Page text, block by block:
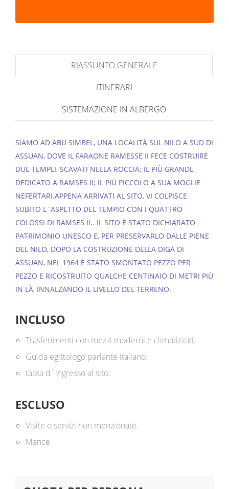
RIASSUNTO GENERALE
ITINERARI
SISTEMAZIONE IN ALBERGO
SIAMO AD ABU SIMBEL, UNA LOCALITÀ SUL NILO A SUD DI
ASSUAN, DOVE IL FARAONE RAMESSE II FECE COSTRUIRE
DUE TEMPLI, SCAVATI NELLA ROCCIA; IL PIÙ GRANDE
DEDICATO A RAMSES II; IL PIÙ PICCOLO A SUA MOGLIE
NEFERTARI.APPENA ARRIVATI AL SITO, VI COLPISCE
SUBITO L`ASPETTO DEL TEMPIO CON I QUATTRO
COLOSSI DI RAMSES II.. IL SITO È STATO DICHIARATO
PATRIMONIO UNESCO E, PER PRESERVARLO DALLE PIENE
DEL NILO, DOPO LA COSTRUZIONE DELLA DIGA DI
ASSUAN, NEL 1964 È STATO SMONTATO PEZZO PER
PEZZO E RICOSTRUITO QUALCHE CENTINAIO DI METRI PIÙ
IN LÀ, INNALZANDO IL LIVELLO DEL TERRENO.
INCLUSO
Trasferimenti con mezzi moderni e climatizzati.
Guida egittologo parlante italiano.
tassa d`ingresso al sito.
ESCLUSO
Visite o servizi non menzionate.
Mance